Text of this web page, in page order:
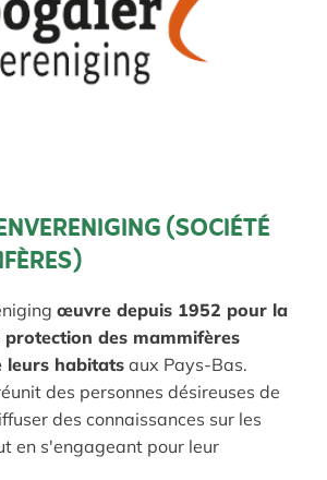
(SOCIÉTÉ
œuvre depuis 1952 pour la
protection des mammifères
leurs habitats aux Pays-Bas.
des personnes désireuses de
des connaissances sur les
en s'engageant pour leur